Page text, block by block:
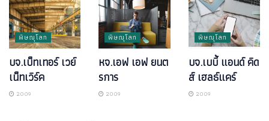
พิษณุโลก
บจ.เบ็ทเทอร์ เวย์
เน็ทเวิร์ค
2009
พิษณุโลก
หจ.เอฟ เอฟ ยนต
รการ
2009
พิษณุโลก
บจ.เบบี้ แอนด์ คิด
ส์ เฮลธ์แคร์
2009